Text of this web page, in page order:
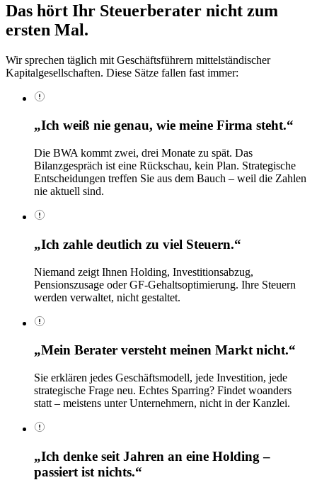
Das hört Ihr Steuerberater nicht zum
ersten Mal.
Wir sprechen täglich mit Geschäftsführern mittelständischer
Kapitalgesellschaften. Diese Sätze fallen fast immer:
„Ich weiß nie genau, wie meine Firma steht.“
Die BWA kommt zwei, drei Monate zu spät. Das
Bilanzgespräch ist eine Rückschau, kein Plan. Strategische
Entscheidungen treffen Sie aus dem Bauch – weil die Zahlen
nie aktuell sind.
„Ich zahle deutlich zu viel Steuern.“
Niemand zeigt Ihnen Holding, Investitionsabzug,
Pensionszusage oder GF-Gehaltsoptimierung. Ihre Steuern
werden verwaltet, nicht gestaltet.
„Mein Berater versteht meinen Markt nicht.“
Sie erklären jedes Geschäftsmodell, jede Investition, jede
strategische Frage neu. Echtes Sparring? Findet woanders
statt – meistens unter Unternehmern, nicht in der Kanzlei.
„Ich denke seit Jahren an eine Holding –
passiert ist nichts.“